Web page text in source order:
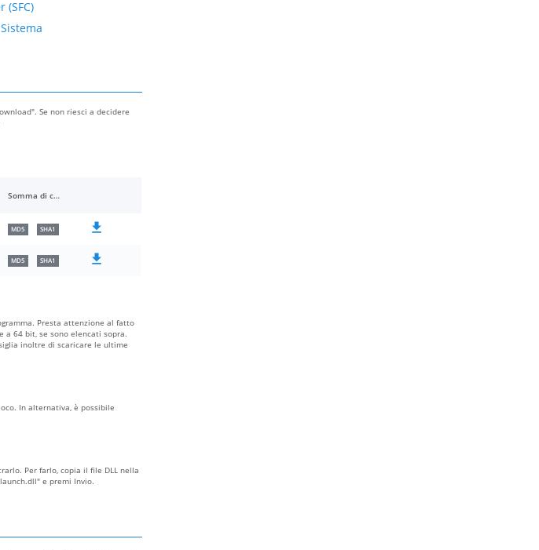
Se non riesci a decidere
Somma di controllo
MD5 SHA1
MD5 SHA1
Presta attenzione al fatto
64 bit, se sono elencati sopra.
inoltre di scaricare le ultime
In alternativa, è possibile
Per farlo, copia il file DLL nella
e premi Invio.